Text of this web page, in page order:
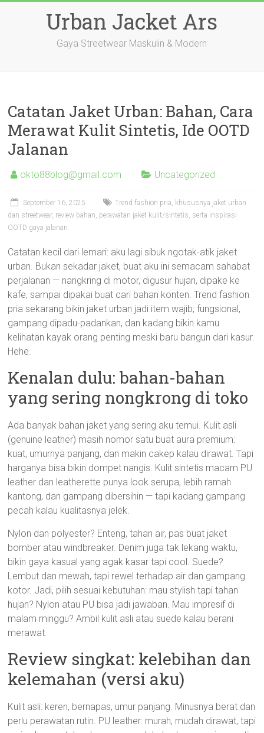
Urban Jacket Ars
Gaya Streetwear Maskulin & Modern
Catatan Jaket Urban: Bahan, Cara
Merawat Kulit Sintetis, Ide OOTD
Jalanan
okto88blog@gmail.com Uncategorized
September 16, 2025
Trend fashion pria, khususnya jaket urban
dan streetwear, review bahan, perawatan jaket kulit/sintetis, serta inspirasi
OOTD gaya jalanan.
Catatan kecil dari lemari: aku lagi sibuk ngotak-atik jaket
urban. Bukan sekadar jaket, buat aku ini semacam sahabat
perjalanan — nangkring di motor, digusur hujan, dipake ke
kafe, sampai dipakai buat cari bahan konten. Trend fashion
pria sekarang bikin jaket urban jadi item wajib; fungsional,
gampang dipadu-padankan, dan kadang bikin kamu
kelihatan kayak orang penting meski baru bangun dari kasur.
Hehe.
Kenalan dulu: bahan-bahan
yang sering nongkrong di toko
Ada banyak bahan jaket yang sering aku temui. Kulit asli
(genuine leather) masih nomor satu buat aura premium:
kuat, umurnya panjang, dan makin cakep kalau dirawat. Tapi
harganya bisa bikin dompet nangis. Kulit sintetis macam PU
leather dan leatherette punya look serupa, lebih ramah
kantong, dan gampang dibersihin — tapi kadang gampang
pecah kalau kualitasnya jelek.
Nylon dan polyester? Enteng, tahan air, pas buat jaket
bomber atau windbreaker. Denim juga tak lekang waktu,
bikin gaya kasual yang agak kasar tapi cool. Suede?
Lembut dan mewah, tapi rewel terhadap air dan gampang
kotor. Jadi, pilih sesuai kebutuhan: mau stylish tapi tahan
hujan? Nylon atau PU bisa jadi jawaban. Mau impresif di
malam minggu? Ambil kulit asli atau suede kalau berani
merawat.
Review singkat: kelebihan dan
kelemahan (versi aku)
Kulit asli: keren, bernapas, umur panjang. Minusnya berat dan
perlu perawatan rutin. PU leather: murah, mudah dirawat, tapi